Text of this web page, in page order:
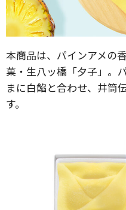
本商品は、パインアメの
菓・生八ッ橋「夕子」。
まに白餡と合わせ、井筒
す。